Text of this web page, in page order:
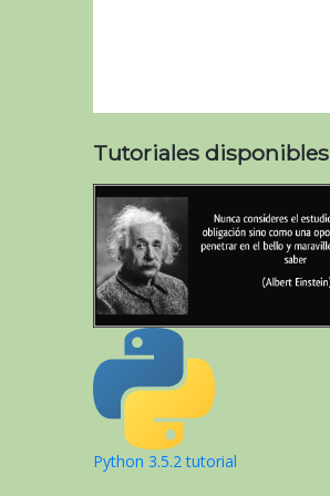
Tutoriales disponibles
Python 3.5.2 tutorial